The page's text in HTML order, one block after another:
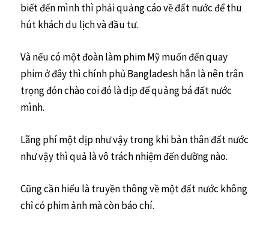
biết đến mình thì phải quảng cáo về đất nước để thu
hút khách du lịch và đầu tư.
Và nếu có một đoàn làm phim Mỹ muốn đến quay
phim ở đây thì chính phủ Bangladesh hẳn là nên trân
trọng đón chào coi đó là dịp để quảng bá đất nước
mình.
Lãng phí một dịp như vậy trong khi bản thân đất nước
như vậy thì quả là vô trách nhiệm đến dường nào.
Cũng cần hiểu là truyền thông về một đất nước không
chỉ có phim ảnh mà còn báo chí.